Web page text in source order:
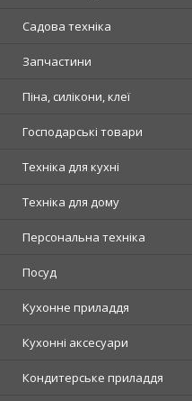
Садова техніка
Запчастини
Піна, силікони, клеї
Господарські товари
Техніка для кухні
Техніка для дому
Персональна техніка
Посуд
Кухонне приладдя
Кухонні аксесуари
Кондитерське приладдя